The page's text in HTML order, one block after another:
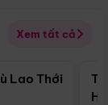
Xem tất cả
nổi bật
Lao Thới